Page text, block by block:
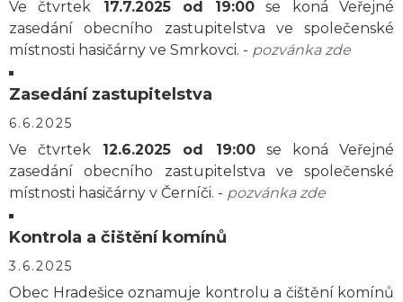
Ve čtvrtek 17.7.2025 od 19:00 se koná Veřejné
zasedání obecního zastupitelstva ve společenské
místnosti hasičárny ve Smrkovci. - pozvánka zde
Zasedání zastupitelstva
6.6.2025
Ve čtvrtek 12.6.2025 od 19:00se koná Veřejné
zasedání obecního zastupitelstva ve společenské
místnosti hasičárny v Černíči. - pozvánka zde
Kontrola a čištění komínů
3.6.2025
Obec Hradešice oznamuje kontrolu a čištění komínů